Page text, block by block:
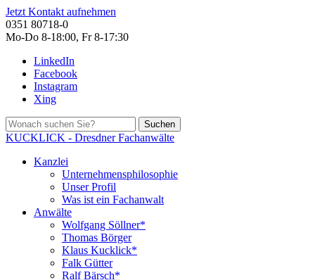
Jetzt Kontakt aufnehmen
0351 80718-0
Mo-Do 8-18:00, Fr 8-17:30
LinkedIn
Facebook
Instagram
Xing
Suchen
KUCKLICK - Dresdner Fachanwälte
Kanzlei
Unternehmensphilosophie
Unser Profil
Was ist ein Fachanwalt
Anwälte
Wolfgang Söllner*
Thomas Börger
Klaus Kucklick*
Falk Gütter
Ralf Bärsch*